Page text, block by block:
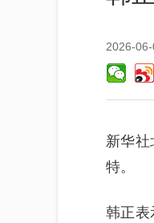
2026-
新华
特。
韩正表